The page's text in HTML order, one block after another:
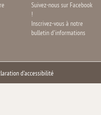
Suivez-nous sur Facebook
!
Inscrivez-vous à notre
bulletin d'informations
d'accessibilité